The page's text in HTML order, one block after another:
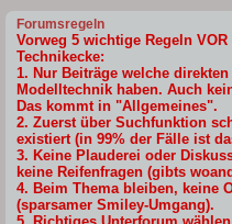
Forumsregeln
Vorweg 5 wichtige Regeln
Technikecke:
1. Nur Beiträge welche
Modelltechnik haben. Auch
Das kommt in "Allgemeines".
2. Zuerst über Suchfunktion
existiert (in 99% der Fälle ist
3. Keine Plauderei oder
keine Reifenfragen (gibts
4. Beim Thema bleiben, keine
(sparsamer Smiley-Umgang).